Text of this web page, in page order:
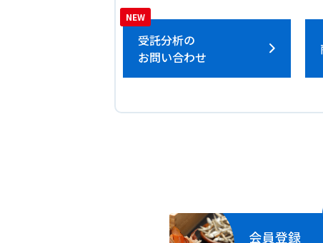
受託分析の
お問い合わせ